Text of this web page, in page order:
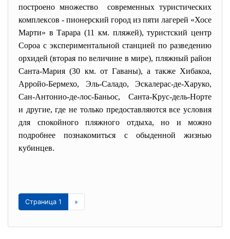
построено множество современных туристических
комплексов - пионерский город из пяти лагерей «Хосе
Марти» в Тарара (11 км. пляжей), туристский центр
Сороа с экспериментальной станцией по разведению
орхидей (вторая по величине в мире), пляжный район
Санта-Мария (30 км. от Гаваны), а также Хибакоа,
Арройо-Бермехо, Эль-Саладо, Эскалерас-де-Харуко,
Сан-Антонио-де-лос-Баньос, Санта-Крус-дель-Норте
и другие, где не только предоставляются все условия
для спокойного пляжного отдыха, но и можно
подробнее познакомиться с обыденной жизнью
кубинцев.
Страница 1 »